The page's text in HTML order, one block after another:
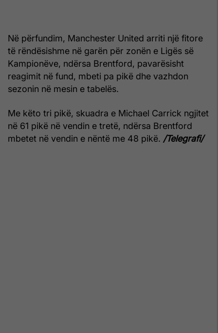
Në përfundim, Manchester United arriti një fitore
të rëndësishme në garën për zonën e Ligës së
Kampionëve, ndërsa Brentford, pavarësisht
reagimit në fund, mbeti pa pikë dhe vazhdon
sezonin në mesin e tabelës.
Me këto tri pikë, skuadra e Michael Carrick ngjitet
në 61 pikë në vendin e tretë, ndërsa Brentford
mbetet në vendin e nëntë me 48 pikë. /Telegrafi/